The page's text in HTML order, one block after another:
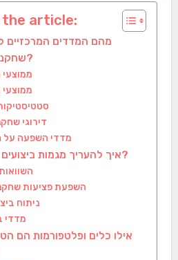
the article:
מהם המדדים המרכזיים
שחקני קריקט בערב הסעודית?
ממוצעי
דירוגי
מדדי השפעה על
איך להעריך מגמות ביצועים של שחקנים לאורך זמן?
השפעת פציעות
ניתוח
מדדי
אילו כלים ופלטפורמות הם